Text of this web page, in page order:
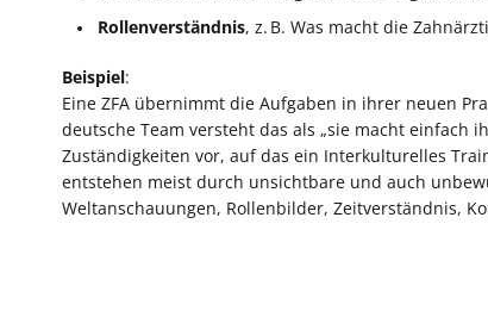
Rollenverständnis, z. B. Was macht die
Beispiel:
Eine ZFA übernimmt die Aufgaben in ihrer neuen
deutsche Team versteht das als „sie macht einfach
Zuständigkeiten vor, auf das ein Interkulturelles
entstehen meist durch unsichtbare und auch
Weltanschauungen, Rollenbilder, Zeitverständnis,